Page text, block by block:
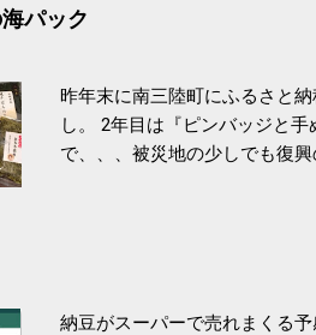
続けることが有用」としてい
パック
昨年末に南三陸町にふるさと
し。 2年目は『ピンバッジと
で、、、被災地の少しでも復
税になるということもあって
納豆がスーパーで売れまくる